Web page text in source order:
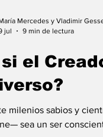
si el
milenios sabios y
sea un ser
Mercedes y Vladimir
jul
9 min de lectura